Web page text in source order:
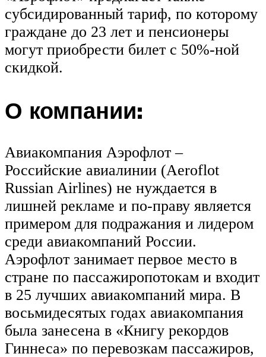
субсидированный тариф, по которому
граждане до 23 лет и пенсионеры
могут приобрести билет с 50%-ной
скидкой.
О компании:
Авиакомпания Аэрофлот –
Российские авиалинии (Aeroflot
Russian Airlines) не нуждается в
лишней рекламе и по-праву является
примером для подражания и лидером
среди авиакомпаний России.
Аэрофлот занимает первое место в
стране по пассажиропотокам и входит
в 25 лучших авиакомпаний мира. В
восьмидесятых годах авиакомпания
была занесена в «Книгу рекордов
Гиннеса» по перевозкам пассажиров,